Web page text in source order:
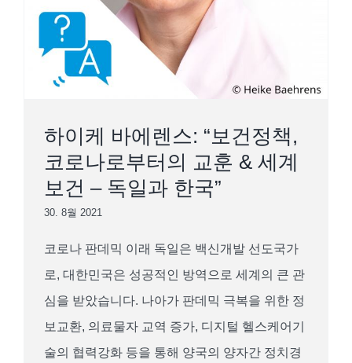
하이케 바에렌스: “보건정책,
코로나로부터의 교훈 & 세계
보건 – 독일과 한국”
30. 8월 2021
코로나 판데믹 이래 독일은 백신개발 선도국가
로, 대한민국은 성공적인 방역으로 세계의 큰 관
심을 받았습니다. 나아가 판데믹 극복을 위한 정
보교환, 의료물자 교역 증가, 디지털 헬스케어기
술의 협력강화 등을 통해 양국의 양자간 정치경